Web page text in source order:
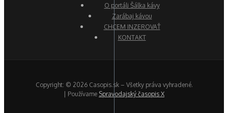
O portáli Šálka kávy
Zarábaj kávou
CHCEM INZEROVAŤ
KONTAKT
Copyright: © 2026 Casopis.sk – Všetky práva vyhradené.
| Používame Spravodajský časopis X